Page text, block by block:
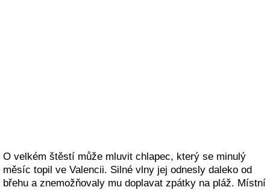
O velkém štěstí může mluvit chlapec, který se minulý
měsíc topil ve Valencii. Silné vlny jej odnesly daleko od
břehu a znemožňovaly mu doplavat zpátky na pláž. Místní